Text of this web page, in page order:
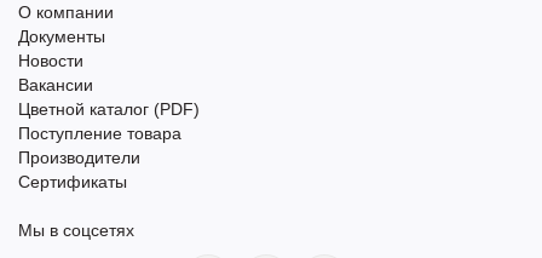
О компании
Документы
Новости
Вакансии
Цветной каталог (PDF)
Поступление товара
Производители
Сертификаты
Мы в соцсетях